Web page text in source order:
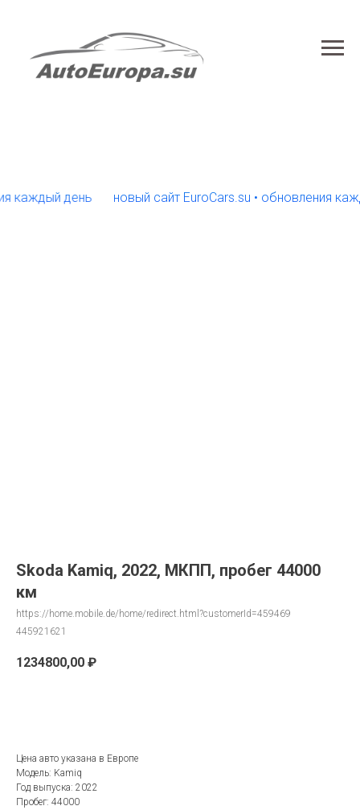
день новый сайт EuroCars.su • обновления каждый
Skoda Kamiq, 2022, МКПП, пробег 44000
км
https://home.mobile.de/home/redirect.html?customerId=459469
445921621
1234800,00 ₽
Цена авто указана в Европе
Модель: Kamiq
Год выпуска: 2022
Пробег: 44000